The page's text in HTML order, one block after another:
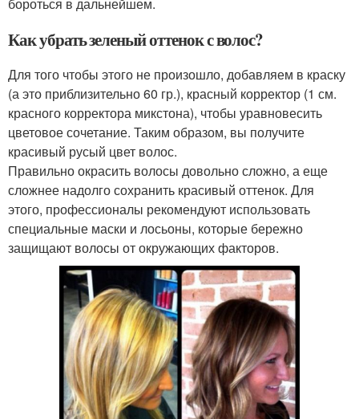
Как убрать зеленый оттенок с волос?
Для того чтобы этого не произошло, добавляем в краску
(а это приблизительно 60 гр.), красный корректор (1 см.
красного корректора микстона), чтобы уравновесить
цветовое сочетание. Таким образом, вы получите
красивый русый цвет волос.
Правильно окрасить волосы довольно сложно, а еще
сложнее надолго сохранить красивый оттенок. Для
этого, профессионалы рекомендуют использовать
специальные маски и лосьоны, которые бережно
защищают волосы от окружающих факторов.